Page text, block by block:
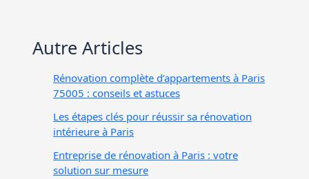
Autre Articles
Rénovation complète d’appartements à Paris
75005 : conseils et astuces
Les étapes clés pour réussir sa rénovation
intérieure à Paris
Entreprise de rénovation à Paris : votre
solution sur mesure